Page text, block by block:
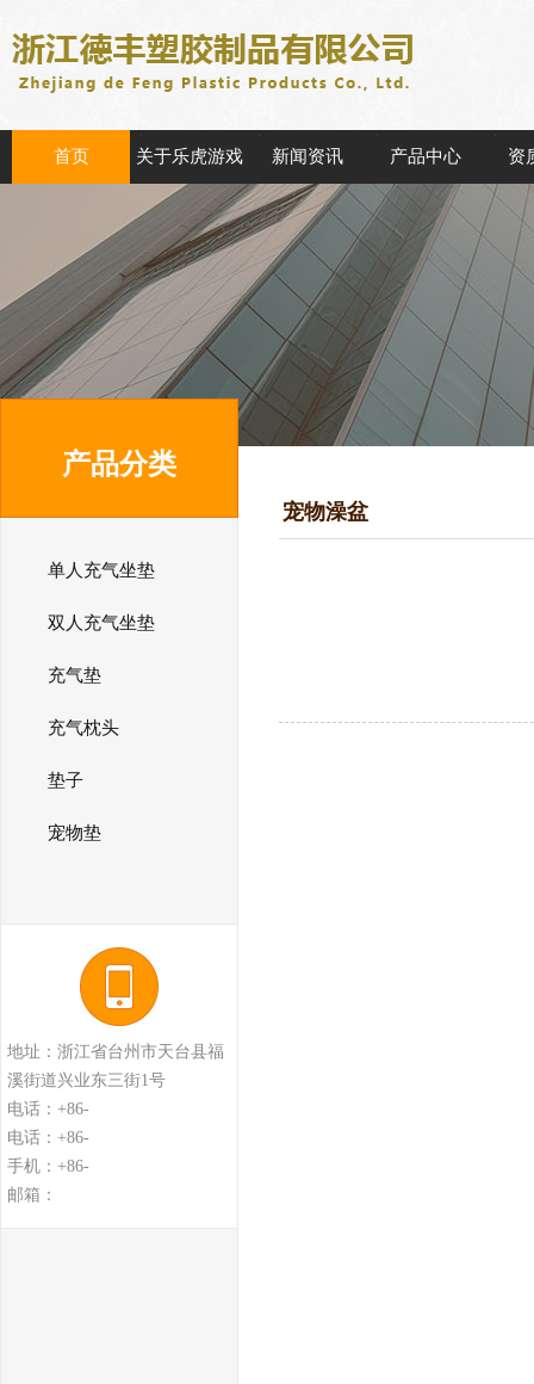
首页 关于乐虎游戏 新闻资讯 产品中心 资
产品分类
单人充气坐垫
双人充气坐垫
充气垫
充气枕头
垫子
宠物垫
地址：浙江省台州市天台县福
溪街道兴业东三街1号
电话：+86-
电话：+86-
手机：+86-
邮箱：
宠物澡盆